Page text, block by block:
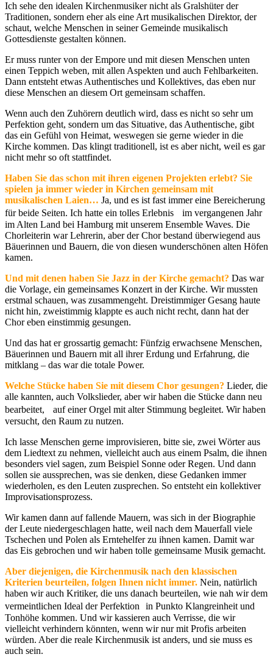
Ich sehe den idealen Kirchenmusiker nicht als Gralshüter der
Traditionen, sondern eher als eine Art musikalischen Direktor, der
schaut, welche Menschen in seiner Gemeinde musikalisch
Gottesdienste gestalten können.
Er muss runter von der Empore und mit diesen Menschen unten
einen Teppich weben, mit allen Aspekten und auch Fehlbarkeiten.
Dann entsteht etwas Authentisches und Kollektives, das eben nur
diese Menschen an diesem Ort gemeinsam schaffen.
Wenn auch den Zuhörern deutlich wird, dass es nicht so sehr um
Perfektion geht, sondern um das Situative, das Authentische, gibt
das ein Gefühl von Heimat, weswegen sie gerne wieder in die
Kirche kommen. Das klingt traditionell, ist es aber nicht, weil es gar
nicht mehr so oft stattfindet.
Haben Sie das schon mit ihren eigenen Projekten erlebt? Sie
spielen ja immer wieder in Kirchen gemeinsam mit
musikalischen Laien… Ja, und es ist fast immer eine Bereicherung
für beide Seiten. Ich hatte ein tolles Erlebnis im vergangenen Jahr
im Alten Land bei Hamburg mit unserem Ensemble Waves. Die
Chorleiterin war Lehrerin, aber der Chor bestand überwiegend aus
Bäuerinnen und Bauern, die von diesen wunderschönen alten Höfen
kamen.
Und mit denen haben Sie Jazz in der Kirche gemacht? Das war
die Vorlage, ein gemeinsames Konzert in der Kirche. Wir mussten
erstmal schauen, was zusammengeht. Dreistimmiger Gesang haute
nicht hin, zweistimmig klappte es auch nicht recht, dann hat der
Chor eben einstimmig gesungen.
Und das hat er grossartig gemacht: Fünfzig erwachsene Menschen,
Bäuerinnen und Bauern mit all ihrer Erdung und Erfahrung, die
mitklang – das war die totale Power.
Welche Stücke haben Sie mit diesem Chor gesungen? Lieder, die
alle kannten, auch Volkslieder, aber wir haben die Stücke dann neu
bearbeitet, auf einer Orgel mit alter Stimmung begleitet. Wir haben
versucht, den Raum zu nutzen.
Ich lasse Menschen gerne improvisieren, bitte sie, zwei Wörter aus
dem Liedtext zu nehmen, vielleicht auch aus einem Psalm, die ihnen
besonders viel sagen, zum Beispiel Sonne oder Regen. Und dann
sollen sie aussprechen, was sie denken, diese Gedanken immer
wiederholen, es den Leuten zusprechen. So entsteht ein kollektiver
Improvisationsprozess.
Wir kamen dann auf fallende Mauern, was sich in der Biographie
der Leute niedergeschlagen hatte, weil nach dem Mauerfall viele
Tschechen und Polen als Erntehelfer zu ihnen kamen. Damit war
das Eis gebrochen und wir haben tolle gemeinsame Musik gemacht.
Aber diejenigen, die Kirchenmusik nach den klassischen
Kriterien beurteilen, folgen Ihnen nicht immer. Nein, natürlich
haben wir auch Kritiker, die uns danach beurteilen, wie nah wir dem
vermeintlichen Ideal der Perfektion in Punkto Klangreinheit und
Tonhöhe kommen. Und wir kassieren auch Verrisse, die wir
vielleicht verhindern könnten, wenn wir nur mit Profis arbeiten
würden. Aber die reale Kirchenmusik ist anders, und sie muss es
auch sein.